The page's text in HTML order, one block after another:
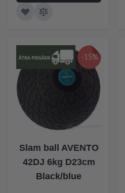
-15%
Slam ball AVENTO
42DJ 6kg D23cm
Black/blue